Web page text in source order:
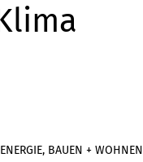
ENERGIE, BAUEN + WOHNEN